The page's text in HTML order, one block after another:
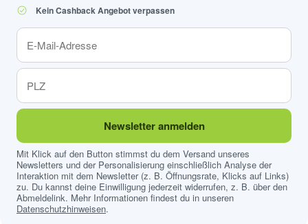
Kein Cashback Angebot verpassen
Newsletter anmelden
Mit Klick auf den Button stimmst du dem Versand unseres
Newsletters und der Personalisierung einschließlich Analyse der
Interaktion mit dem Newsletter (z. B. Öffnungsrate, Klicks auf Links)
zu. Du kannst deine Einwilligung jederzeit widerrufen, z. B. über den
Abmeldelink. Mehr Informationen findest du in unseren
Datenschutzhinweisen.